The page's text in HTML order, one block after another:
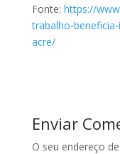
Fonte: https://
trabalho-
acre/
Enviar
O seu endereço